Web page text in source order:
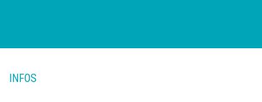
INFOS